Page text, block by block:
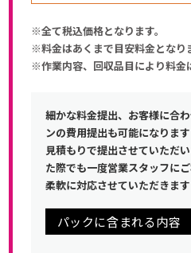
※全て税込価格となります。
※料金はあくまで目安料金となり
※作業内容、回収品目により料金
細かな料金提出、お客様に合
ンの費用提出も可能になります
見積もりで提出させていただ
た際でも一度営業スタッフに
柔軟に対応させていただきます
パックに含まれる内容